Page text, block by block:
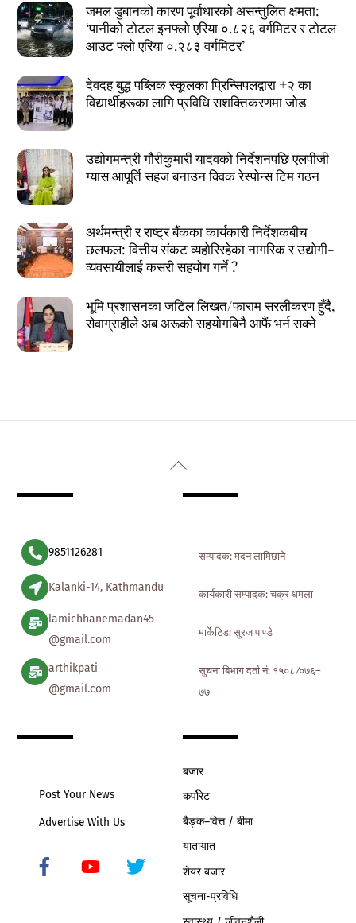
जमल डुबानको कारण पूर्वाधारको असन्तुलित क्षमता:
‘पानीको टोटल इनफ्लो एरिया ०.८२६ वर्गमिटर र टोटल
आउट फ्लो एरिया ०.२८३ वर्गमिटर’
देवदह बुद्ध पब्लिक स्कूलका प्रिन्सिपलद्वारा +२ का
विद्यार्थीहरूका लागि प्रविधि सशक्तिकरणमा जोड
उद्योगमन्त्री गौरीकुमारी यादवको निर्देशनपछि एलपीजी
ग्यास आपूर्ति सहज बनाउन क्विक रेस्पोन्स टिम गठन
अर्थमन्त्री र राष्ट्र बैंकका कार्यकारी निर्देशकबीच
छलफल: वित्तीय संकट व्यहोरिरहेका नागरिक र उद्योगी-
व्यवसायीलाई कसरी सहयोग गर्ने ?
भूमि प्रशासनका जटिल लिखत/फाराम सरलीकरण हुँदै,
सेवाग्राहीले अब अरूको सहयोगबिनै आफैं भर्न सक्ने
Back
9851126281
Kalanki-14, Kathmandu
lamichhanemadan45
@gmail.com
arthikpati
@gmail.com
सम्पादक: मदन लामिछाने
कार्यकारी सम्पादक: चक्र धमला
मार्केटिड: सुरज पाण्डे
सुचना बिभाग दर्ता नं: १५०८ ∕०७६–
७७
Post Your News
Advertise With Us
Icon
बजार
कर्पोरेट
बैङ्क–वित्त / बीमा
यातायात
शेयर बजार
सूचना-प्रविधि